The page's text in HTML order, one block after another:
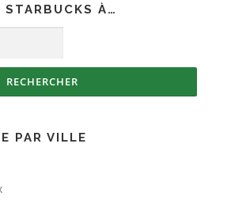
STARBUCKS À…
PAR VILLE